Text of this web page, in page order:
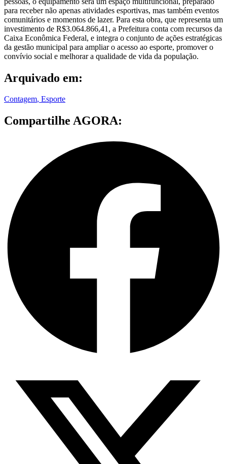
para receber não apenas atividades esportivas, mas também eventos
comunitários e momentos de lazer. Para esta obra, que representa um
investimento de R$3.064.866,41, a Prefeitura conta com recursos da
Caixa Econômica Federal, e integra o conjunto de ações estratégicas
da gestão municipal para ampliar o acesso ao esporte, promover o
convívio social e melhorar a qualidade de vida da população.
Arquivado em:
Contagem, Esporte
Compartilhe AGORA: